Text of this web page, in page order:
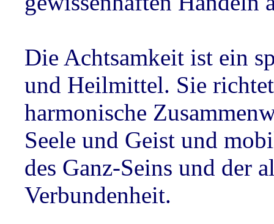
Die Achtsamkeit ist ein
und Heilmittel. Sie
harmonische
Seele und Geist und
des Ganz-Seins und der
Verbundenheit.